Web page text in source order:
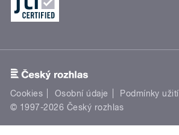
Cookies Osobní údaje Podmínky užití
© 1997-2026 Český rozhlas